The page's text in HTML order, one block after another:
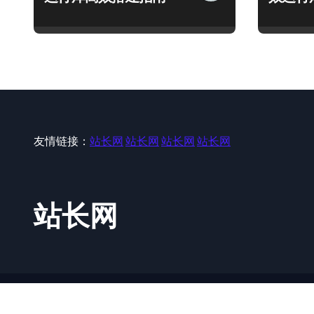
友情链接： 站长网 站长网 站长网 站长网
站长网